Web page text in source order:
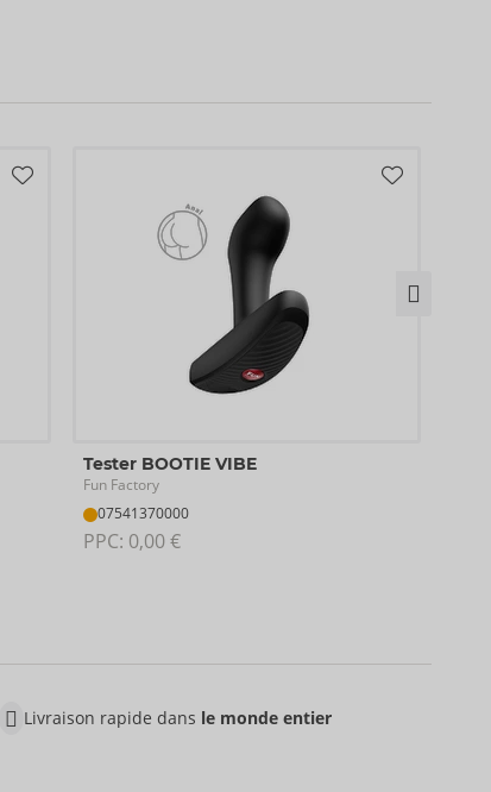
Tester BOOTIE VIBE
Fun Factory
07541370000
PPC: 0,00 €
Livraison rapide dans le monde entier